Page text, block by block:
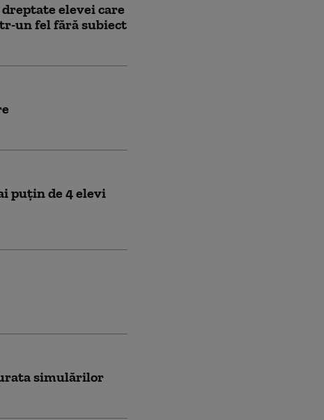
elevei care
un fel fără subiect
puțin de 4 elevi
simulărilor